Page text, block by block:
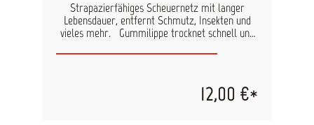
Strapazierfähiges Scheuernetz mit langer
Lebensdauer, entfernt Schmutz, Insekten und
vieles mehr. Gummilippe trocknet schnell und
hinterlassen. Für die meisten „Extend-A-
Verlängerungsstiel befestigt, kann man damit
leicht jedes Fenster reinigen.12,00 €*